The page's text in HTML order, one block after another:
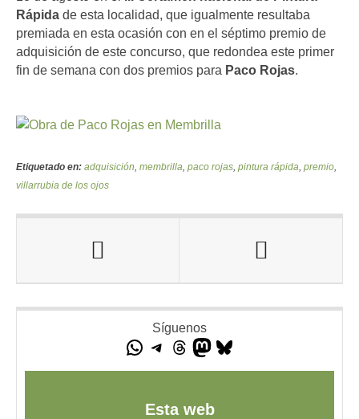
Rápida de esta localidad, que igualmente resultaba
premiada en esta ocasión con en el séptimo premio de
adquisición de este concurso, que redondea este primer
fin de semana con dos premios para Paco Rojas.
Etiquetado en: adquisición, membrilla, paco rojas, pintura rápida, premio,
villarrubia de los ojos
Síguenos
Esta web